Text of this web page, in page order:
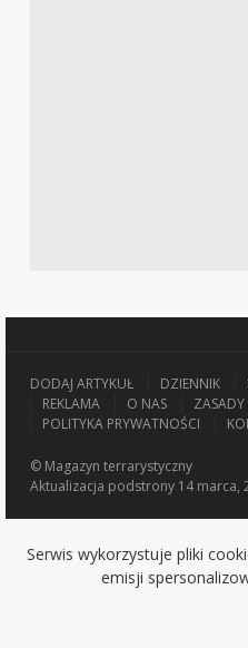
DODAJ ARTYKUŁ DZIENNIK
REKLAMA
O NAS ZASADY
POLITYKA PRYWATNOŚCI
© Magazyn terrarystyczny
Aktualizacja podstrony 14 marca,
Serwis wykorzystuje pliki
emisji